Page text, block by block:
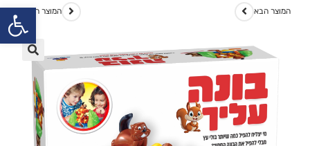
המוצר הקודם המוצר הבא